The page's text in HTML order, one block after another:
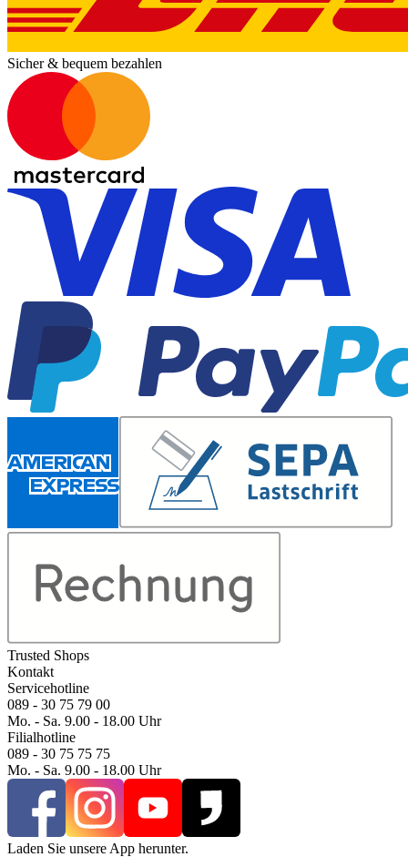
Sicher & bequem bezahlen
Trusted Shops
Kontakt
Servicehotline
089 - 30 75 79 00
Mo. - Sa. 9.00 - 18.00 Uhr
Filialhotline
089 - 30 75 75 75
Mo. - Sa. 9.00 - 18.00 Uhr
Laden Sie unsere App herunter.